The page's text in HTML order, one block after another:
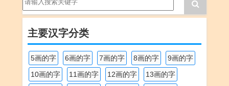
主要汉字分类
5画的字 6画的字 7画的字 8画的字
9画的字
10画的字
11画的字 12画的字
13画的字